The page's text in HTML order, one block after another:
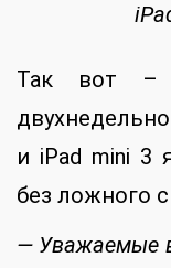
Так вот –
и iPad mini 3
без ложного
— Уважаемые